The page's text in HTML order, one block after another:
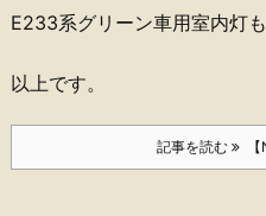
E233系グリーン車用室内灯も
以上です。
記事を読む 【